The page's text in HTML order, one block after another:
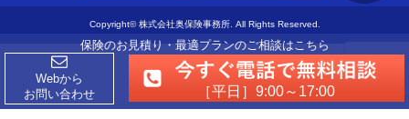
Copyright© 株式会社奥保険事務所. All Rights Reserved.
保険のお見積り・最適プランのご相談はこちら
Webから
お問い合わせ
［平日］9:00～17:00